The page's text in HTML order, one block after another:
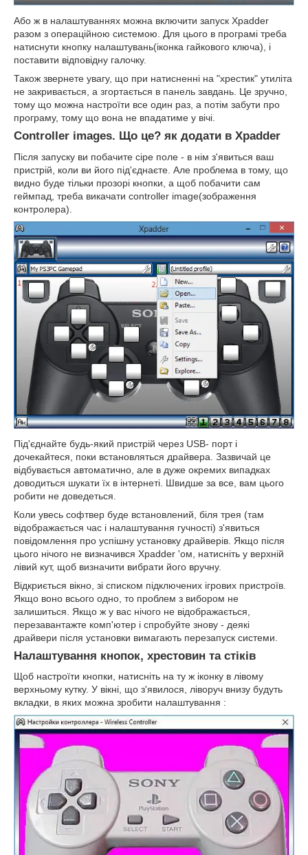
Або ж в налаштуваннях можна включити запуск Xpadder
разом з операційною системою. Для цього в програмі треба
натиснути кнопку налаштувань(іконка гайкового ключа), і
поставити відповідну галочку.
Також звернете увагу, що при натисненні на "хрестик" утиліта
не закривається, а згортається в панель завдань. Це зручно,
тому що можна настроїти все один раз, а потім забути про
програму, тому що вона не впадатиме у вічі.
Controller images. Що це? як додати в Xpadder
Після запуску ви побачите сіре поле - в нім з'явиться ваш
пристрій, коли ви його під'єднаєте. Але проблема в тому, що
видно буде тільки прозорі кнопки, а щоб побачити сам
геймпад, треба викачати controller image(зображення
контролера).
Під'єднайте будь-який пристрій через USB- порт і
дочекайтеся, поки встановляться драйвера. Зазвичай це
відбувається автоматично, але в дуже окремих випадках
доводиться шукати їх в інтернеті. Швидше за все, вам цього
робити не доведеться.
Коли увесь софтвер буде встановлений, біля трея (там
відображається час і налаштування гучності) з'явиться
повідомлення про успішну установку драйверів. Якщо після
цього нічого не визначився Xpadder 'ом, натисніть у верхній
лівий кут, щоб визначити вибрати його вручну.
Відкриється вікно, зі списком підключених ігрових пристроїв.
Якщо воно всього одно, то проблем з вибором не
залишиться. Якщо ж у вас нічого не відображається,
перезавантажте комп'ютер і спробуйте знову - деякі
драйвери після установки вимагають перезапуск системи.
Налаштування кнопок, хрестовин та стіків
Щоб настроїти кнопки, натисніть на ту ж іконку в лівому
верхньому кутку. У вікні, що з'явилося, ліворуч внизу будуть
вкладки, в яких можна зробити налаштування :